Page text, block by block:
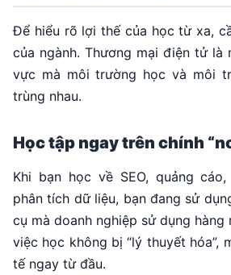
Để hiểu rõ lợi thế của học từ xa,
của ngành. Thương mại điện tử
vực mà môi trường học và môi
trùng nhau.
Học tập ngay trên chính
Khi bạn học về SEO, quảng
phân tích dữ liệu, bạn đang sử
cụ mà doanh nghiệp sử dụng hàng
việc học không bị “lý thuyết hóa”,
tế ngay từ đầu.